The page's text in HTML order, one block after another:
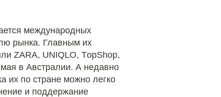
международных
рынка. Главным их
ZARA, UNIQLO, ТopShop,
в Австралии. А недавно
их по стране можно легко
и поддержание